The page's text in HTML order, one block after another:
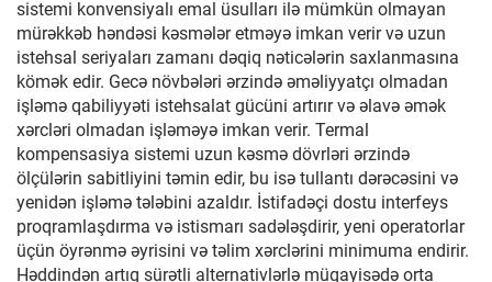
sistemi konvensiyalı emal üsulları ilə mümkün olmayan
mürəkkəb həndəsi kəsmələr etməyə imkan verir və uzun
istehsal seriyaları zamanı dəqiq nəticələrin saxlanmasına
kömək edir. Gecə növbələri ərzində əməliyyatçı olmadan
işləmə qabiliyyəti istehsalat gücüni artırır və əlavə əmək
xərcləri olmadan işləməyə imkan verir. Termal
kompensasiya sistemi uzun kəsmə dövrləri ərzində
ölçülərin sabitliyini təmin edir, bu isə tullantı dərəcəsini və
yenidən işləmə tələbini azaldır. İstifadəçi dostu interfeys
proqramlaşdırma və istismarı sadələşdirir, yeni operatorlar
üçün öyrənmə əyrisini və təlim xərclərini minimuma endirir.
Həddindən artıq sürətli alternativlərlə müqayisədə orta